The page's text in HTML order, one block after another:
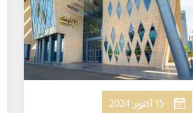
15 أكتوبر 2024